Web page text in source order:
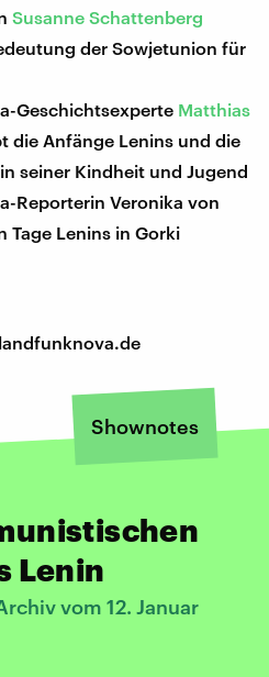
Susanne Schattenberg
der Sowjetunion für
Geschichtsexperte Matthias
die Anfänge Lenins und die
seiner Kindheit und Jugend
Reporterin Veronika von
Tage Lenins in Gorki
Shownotes
Lenin
vom 12. Januar